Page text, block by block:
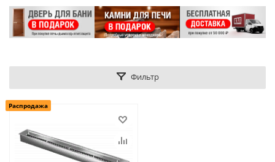
Фильтр
Распродажа